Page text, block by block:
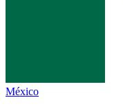
México